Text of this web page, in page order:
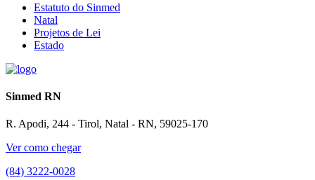
Estatuto do Sinmed
Natal
Projetos de Lei
Estado
Sinmed RN
R. Apodi, 244 - Tirol, Natal - RN, 59025-170
Ver como chegar
(84) 3222-0028